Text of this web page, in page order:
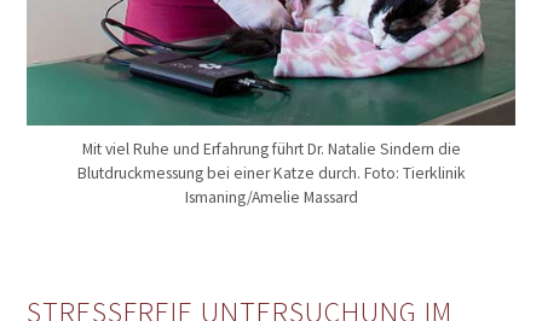
Mit viel Ruhe und Erfahrung führt Dr. Natalie Sindern die
Blutdruckmessung bei einer Katze durch. Foto: Tierklinik
Ismaning/Amelie Massard
STRESSFREIE UNTERSUCHUNG IM